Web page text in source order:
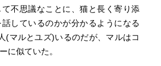
不思議なことに、猫と長く寄り添
しているのかが分かるようになる
(マルとユズ)いるのだが、マルはコ
に似ていた。